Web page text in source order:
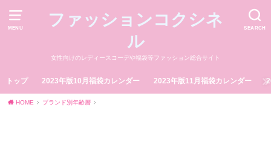
MENU SEARCH
ファッションコクシネ
ル
女性向けのレディースコーデや福袋等ファッション総合サイト
トップ 2023年版10月福袋カレンダー 2023年版11月福袋カレンダー
HOME ブランド別年齢層